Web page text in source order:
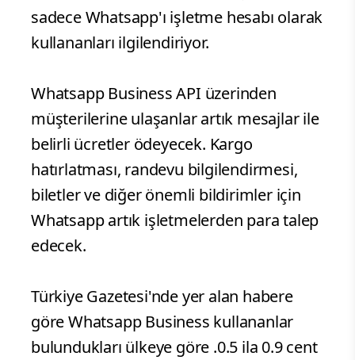
sadece Whatsapp'ı işletme hesabı olarak
kullananları ilgilendiriyor.
Whatsapp Business API üzerinden
müşterilerine ulaşanlar artık mesajlar ile
belirli ücretler ödeyecek. Kargo
hatırlatması, randevu bilgilendirmesi,
biletler ve diğer önemli bildirimler için
Whatsapp artık işletmelerden para talep
edecek.
Türkiye Gazetesi'nde yer alan habere
göre Whatsapp Business kullananlar
bulundukları ülkeye göre .0.5 ila 0.9 cent